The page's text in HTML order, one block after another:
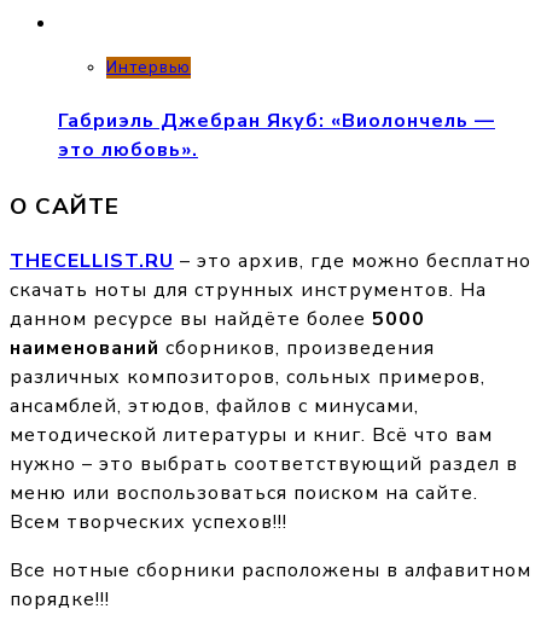
Интервью
Габриэль Джебран Якуб: «Виолончель —
это любовь».
О САЙТЕ
THECELLIST.RU – это архив, где можно бесплатно
скачать ноты для струнных инструментов. На
данном ресурсе вы найдёте более 5000
наименований сборников, произведения
различных композиторов, сольных примеров,
ансамблей, этюдов, файлов с минусами,
методической литературы и книг. Всё что вам
нужно – это выбрать соответствующий раздел в
меню или воспользоваться поиском на сайте.
Всем творческих успехов!!!
Все нотные сборники расположены в алфавитном
порядке!!!